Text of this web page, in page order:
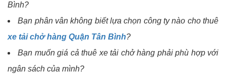
Bình?
Bạn phân vân không biết lựa chọn công ty nào cho thuê
xe tải chở hàng Quận Tân Bình?
Bạn muốn giá cả thuê xe tải chở hàng phải phù hợp với
ngân sách của mình?